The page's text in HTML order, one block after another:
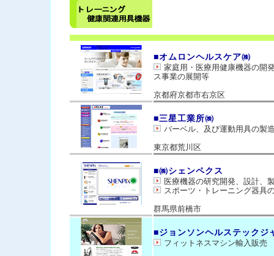
■オムロンヘルスケア㈱
家庭用・医療用健康機器の開
ス事業の展開等
京都府京都市右京区
■三星工業所㈱
バーベル、及び運動用具の製
東京都荒川区
■㈱シェンペクス
医療機器の研究開発、設計、
スポーツ・トレーニング器具
群馬県前橋市
■ジョンソンヘルステックジ
フィットネスマシン輸入販売